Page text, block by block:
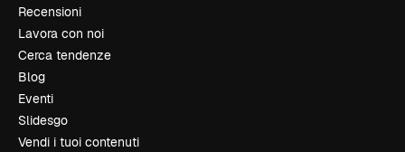
Recensioni
Lavora con noi
Cerca tendenze
Blog
Eventi
Slidesgo
Vendi i tuoi contenuti